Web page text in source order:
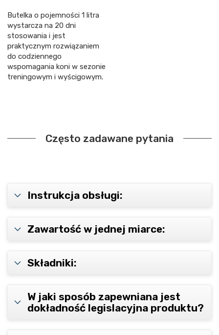
Butelka o pojemności 1 litra
wystarcza na 20 dni
stosowania i jest
praktycznym rozwiązaniem
do codziennego
wspomagania koni w sezonie
treningowym i wyścigowym.
Często zadawane pytania
Instrukcja obsługi:
Zawartość w jednej miarce:
Składniki:
W jaki sposób zapewniana jest
dokładność legislacyjna produktu?